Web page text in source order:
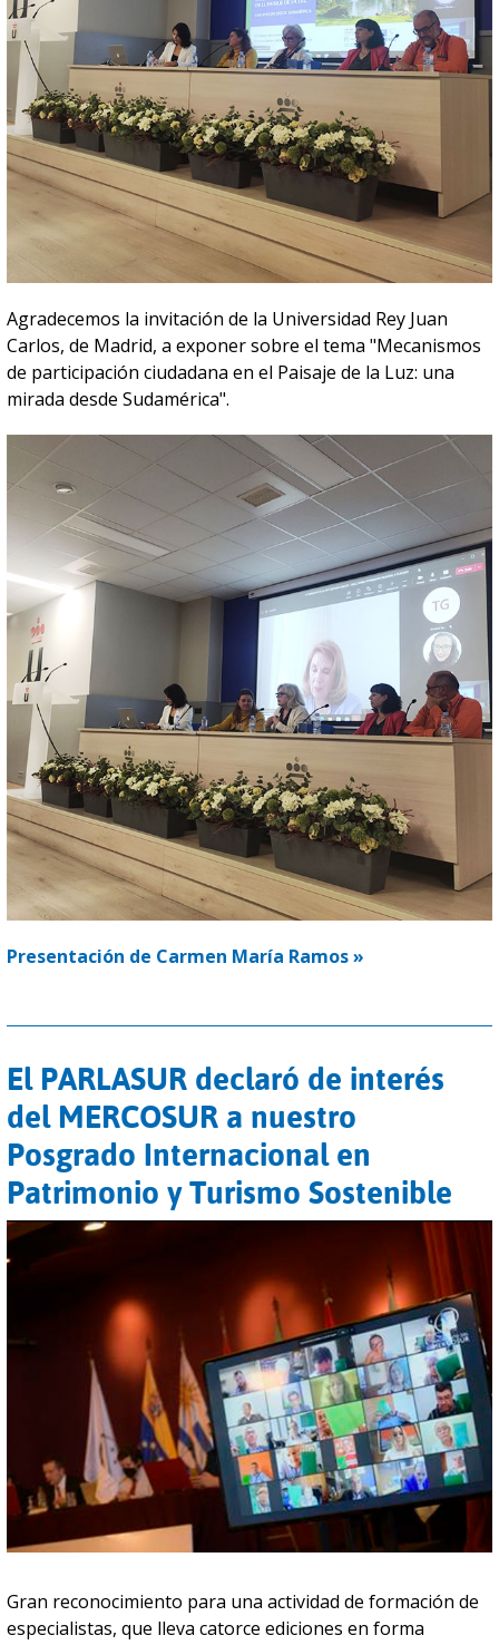
Agradecemos la invitación de la Universidad Rey Juan
Carlos, de Madrid, a exponer sobre el tema "Mecanismos
de participación ciudadana en el Paisaje de la Luz: una
mirada desde Sudamérica".
Presentación de Carmen María Ramos »
El PARLASUR declaró de interés
del MERCOSUR a nuestro
Posgrado Internacional en
Patrimonio y Turismo Sostenible
Gran reconocimiento para una actividad de formación de
especialistas, que lleva catorce ediciones en forma